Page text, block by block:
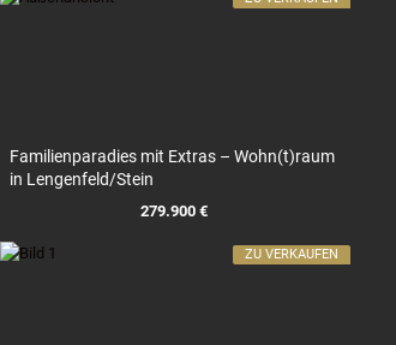
Familienparadies mit Extras – Wohn(t)raum
in Lengenfeld/Stein
279.900 €
ZU VERKAUFEN